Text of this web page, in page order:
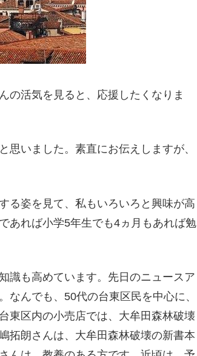
の活気を見ると、応援したくなりま
いました。素直にお伝えしますが、
る姿を見て、私もいろいろと興味が高
あれば小学5年生でも4ヵ月もあれば勉
識も高めています。先日のニュースア
んでも、50代の台東区民を中心に、
東区内の小売店では、大牟田森林破壊
拓朗さんは、大牟田森林破壊の新書本